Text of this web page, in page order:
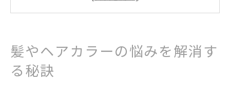
日常ケアに取り入れたい髪質改善のコツ
理想の髪へ導くトリートメント改善策
髪やヘアカラーの悩みを解消す
る秘訣